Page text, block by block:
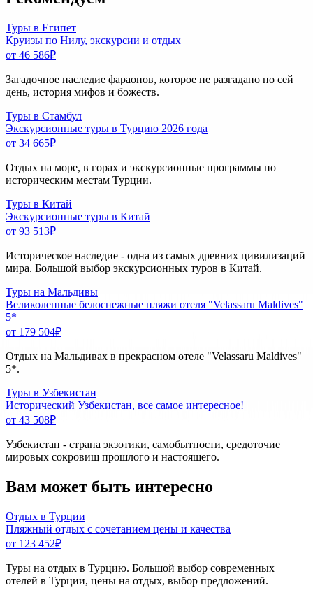
Туры в Египет
Круизы по Нилу, экскурсии и отдых
от 46 586₽
Загадочное наследие фараонов, которое не разгадано по сей
день, история мифов и божеств.
Туры в Стамбул
Экскурсионные туры в Турцию 2026 года
от 34 665₽
Отдых на море, в горах и экскурсионные программы по
историческим местам Турции.
Туры в Китай
Экскурсионные туры в Китай
от 93 513₽
Историческое наследие - одна из самых древних цивилизаций
мира. Большой выбор экскурсионных туров в Китай.
Туры на Мальдивы
Великолепные белоснежные пляжи отеля "Velassaru Maldives"
5*
от 179 504₽
Отдых на Мальдивах в прекрасном отеле "Velassaru Maldives"
5*.
Туры в Узбекистан
Исторический Узбекистан, все самое интересное!
от 43 508₽
Узбекистан - страна экзотики, самобытности, средоточие
мировых сокровищ прошлого и настоящего.
Вам может быть интересно
Отдых в Турции
Пляжный отдых с сочетанием цены и качества
от 123 452₽
Туры на отдых в Турцию. Большой выбор современных
отелей в Турции, цены на отдых, выбор предложений.